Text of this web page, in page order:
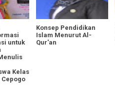
untuk
Kelas
Cepogo
Konsep Pendidikan
Islam Menurut Al-
Qur'an